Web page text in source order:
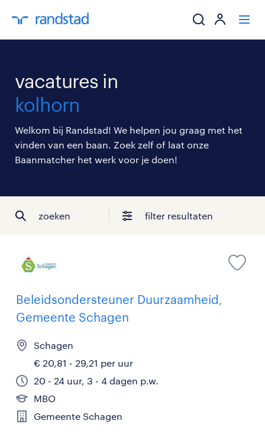
mijn carrière
over randstad
vacatures in
kolhorn
Welkom bij Randstad! We helpen jou graag met het
vinden van een baan. Zoek zelf of laat onze
Baanmatcher het werk voor je doen!
zoeken filter resultaten
Beleidsondersteuner Duurzaamheid,
Gemeente Schagen
Schagen
€ 20,81 - 29,21 per uur
20 - 24 uur, 3 - 4 dagen p.w.
MBO
Gemeente Schagen